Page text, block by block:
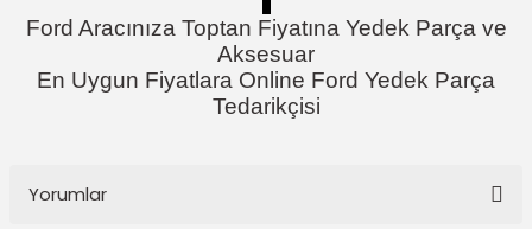
Ford Aracınıza Toptan Fiyatına Yedek Parça ve
Aksesuar
En Uygun Fiyatlara Online Ford Yedek Parça
Tedarikçisi
Yorumlar